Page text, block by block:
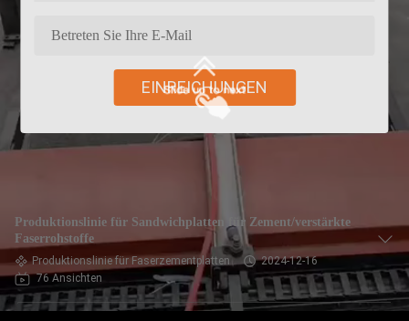
EINREICHUNGEN
Produktionslinie für Sandwichplatten für Zement/verstärkte
Faserrohstoffe
Produktionslinie für Faserzementplatten
2024-12-16
76 Ansichten